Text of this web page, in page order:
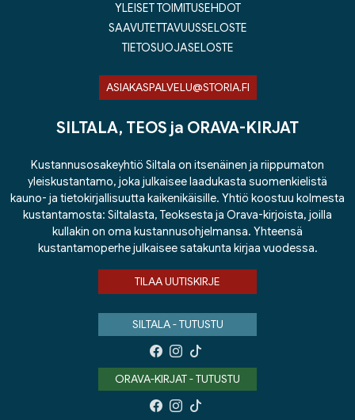
YLEISET TOIMITUSEHDOT
SAAVUTETTAVUUSSELOSTE
TIETOSUOJASELOSTE
ASIAKASPALVELU@STORIA.FI
SILTALA, TEOS ja ORAVA-KIRJAT
Kustannusosakeyhtiö Siltala on itsenäinen ja riippumaton
yleiskustantamo, joka julkaisee laadukasta suomenkielistä
kauno- ja tietokirjallisuutta kaikenikäisille. Yhtiö koostuu kolmesta
kustantamosta: Siltalasta, Teoksesta ja Orava-kirjoista, joilla
kullakin on oma kustannusohjelmansa. Yhteensä
kustantamoperhe julkaisee satakunta kirjaa vuodessa.
TILAA UUTISKIRJE
SILTALA - TUTUSTU
ORAVA-KIRJAT - TUTUSTU